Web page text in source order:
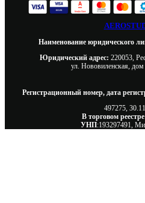
Наименование юридического
Юридический адрес: 220053,
ул. Нововиленская,
Регистрационный номер, дата
497275,
В торговом реестре
УНП:193297491,